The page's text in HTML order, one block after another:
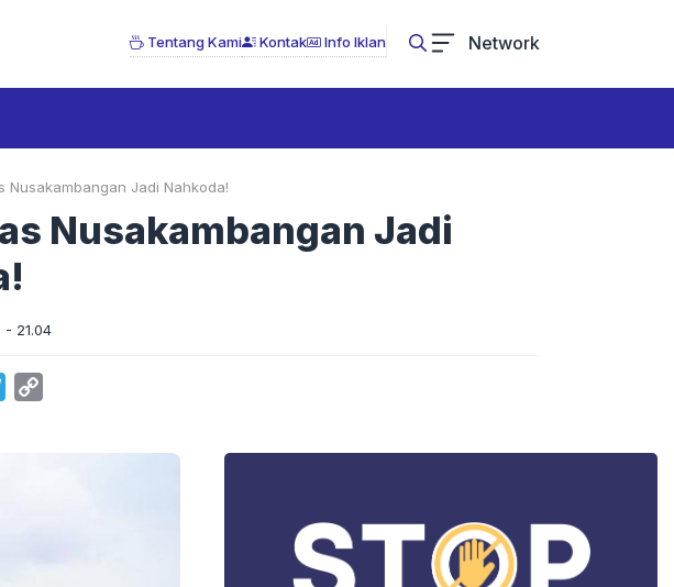
Tentang Kami Kontak Info Iklan Network
Nusakambangan Jadi Nahkoda!
Nusakambangan Jadi
21.04
Telegram